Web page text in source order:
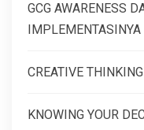
GCG AWARENESS
IMPLEMENTASINYA
CREATIVE THINKING
KNOWING YOUR